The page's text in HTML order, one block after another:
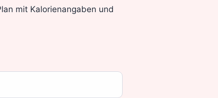
mit Kalorienangaben und